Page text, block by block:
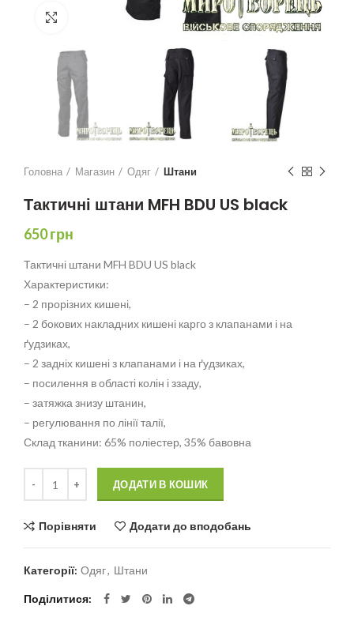
Click to enlarge
Головна Магазин Одяг Штани
Тактичні штани MFH BDU US black
650грн
Тактичні штани MFH BDU US black
Характеристики:
– 2 прорізних кишені,
– 2 бокових накладних кишені карго з клапанами і на
ґудзиках,
– 2 задніх кишені з клапанами і на ґудзиках,
– посилення в області колін і ззаду,
– затяжка знизу штанин,
– регулювання по лінії талії,
Склад тканини: 65% поліестер, 35% бавовна
ДОДАТИ В КОШИК
Порівняти Додати до вподобань
Категорії: Одяг, Штани
Поділитися